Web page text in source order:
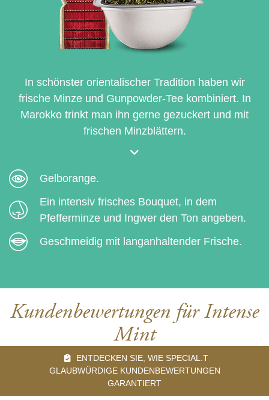
In schönster orientalischer Tradition haben wir
frische Minze und Gunpowder-Tee kombiniert. In
Marokko trinkt man ihn gerne gezuckert und mit
frischen Minzblättern.
Gelborange.
Ein intensiv frisches Bouquet, in dem
Pfefferminze und Ingwer den Ton angeben.
Geschmeidig mit langanhaltender Frische.
Kundenbewertungen für Intense
Mint
ENTDECKEN SIE, WIE SPECIAL.T
GLAUBWÜRDIGE KUNDENBEWERTUNGEN
GARANTIERT